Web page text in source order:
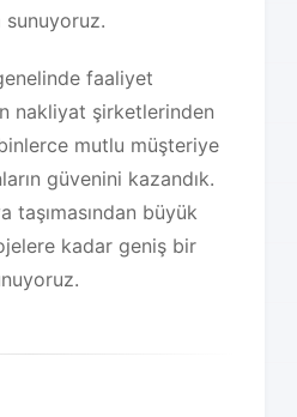
faaliyet
nakliyat şirketlerinden
mutlu müşteriye
güvenini kazandık.
taşımasından büyük
kadar geniş bir